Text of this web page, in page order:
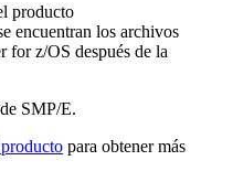
producto
encuentran los archivos
for z/OS después de la
SMP/E.
para obtener más